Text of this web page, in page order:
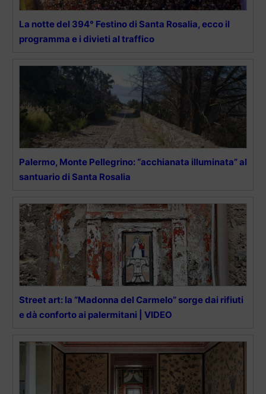
La notte del 394° Festino di Santa Rosalia, ecco il
programma e i divieti al traffico
Palermo, Monte Pellegrino: “acchianata illuminata” al
santuario di Santa Rosalia
Street art: la “Madonna del Carmelo” sorge dai rifiuti
e dà conforto ai palermitani | VIDEO